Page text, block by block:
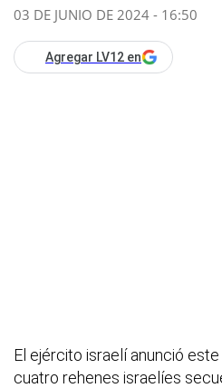
03 DE JUNIO DE 2024 - 16:50
Agregar LV12 en
El ejército israelí anunció
cuatro rehenes israelíes